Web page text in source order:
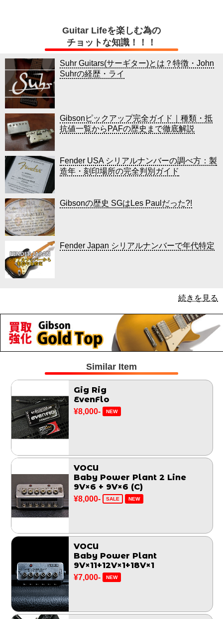
Guitar Lifeを楽しむ為の
チョットな知識！！！
Suhr Guitars(サーギター)とは？特徴・John
Suhrの経歴・ライ
Gibsonピックアップ完全ガイド｜種類・抵
抗値一覧からPAFの歴史まで徹底解説
Fender USA シリアルナンバーの調べ方：製
造年・刻印場所の完全判別ガイド
Gibsonの歴史 SGはLes Paulだった?!
Fender Japan シリアルナンバーで年代特定
続きを見る
Similar Item
Gig Rig
EvenFlo
¥8,000- NEW
VOCU
Baby Power Plant 2 Line
9V×6 + 9V×6 (C)
¥8,000- SALE NEW
VOCU
Baby Power Plant
9V×11+12V×1+18V×1
¥7,000- NEW